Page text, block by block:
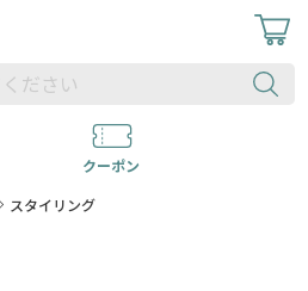
クーポン
スタイリング